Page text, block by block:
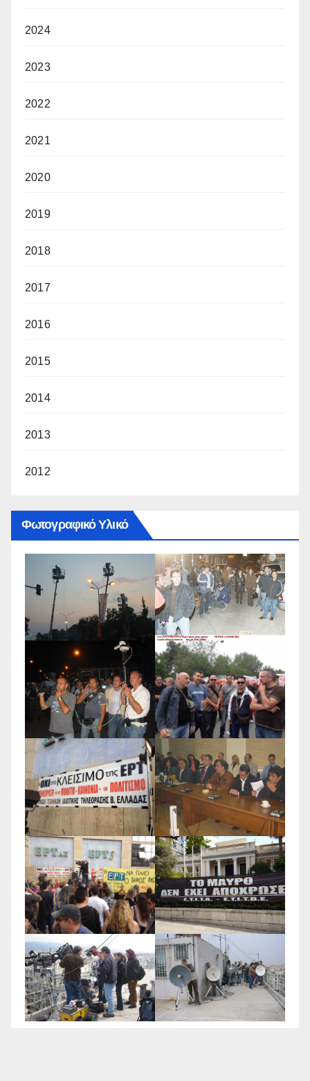
2024
2023
2022
2021
2020
2019
2018
2017
2016
2015
2014
2013
2012
Φωτογραφικό Υλικό